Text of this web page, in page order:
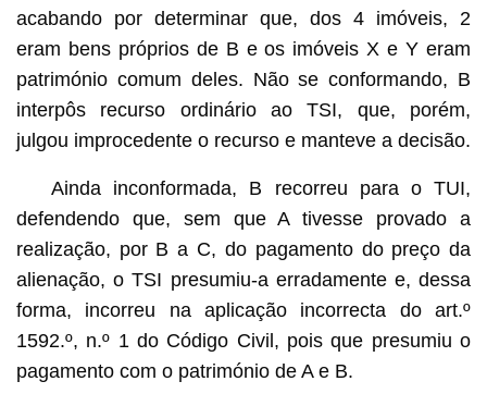
acabando por determinar que, dos 4 imóveis, 2
eram bens próprios de B e os imóveis X e Y eram
património comum deles. Não se conformando, B
interpôs recurso ordinário ao TSI, que, porém,
julgou improcedente o recurso e manteve a decisão.
Ainda inconformada, B recorreu para o TUI,
defendendo que, sem que A tivesse provado a
realização, por B a C, do pagamento do preço da
alienação, o TSI presumiu-a erradamente e, dessa
forma, incorreu na aplicação incorrecta do art.º
1592.º, n.º 1 do Código Civil, pois que presumiu o
pagamento com o património de A e B.